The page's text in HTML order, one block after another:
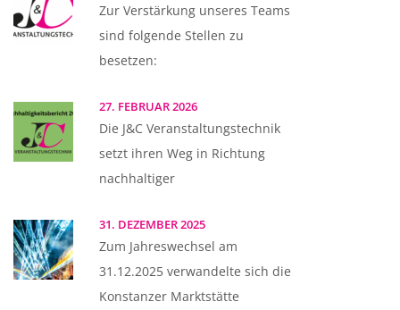
Zur Verstärkung unseres Teams
sind folgende Stellen zu
besetzen:
27. FEBRUAR 2026
Die J&C Veranstaltungstechnik
setzt ihren Weg in Richtung
nachhaltiger
31. DEZEMBER 2025
Zum Jahreswechsel am
31.12.2025 verwandelte sich die
Konstanzer Marktstätte